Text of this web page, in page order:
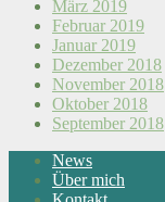
März 2019
Februar 2019
Januar 2019
Dezember 2018
November 2018
Oktober 2018
September 2018
News
Über mich